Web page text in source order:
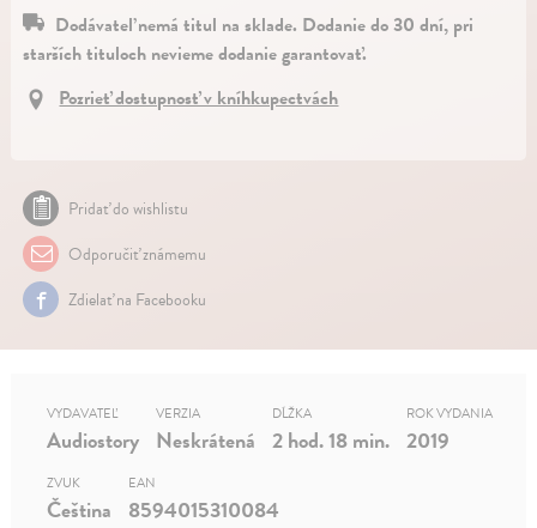
Dodávateľ nemá titul na sklade. Dodanie do 30 dní, pri
starších tituloch nevieme dodanie garantovať.
Pozrieť dostupnosť v kníhkupectvách
Pridať do wishlistu
Odporučiť známemu
Zdielať na Facebooku
VYDAVATEĽ
Audiostory
VERZIA
Neskrátená
DĹŽKA
2 hod. 18 min.
ROK VYDANIA
2019
ZVUK
Čeština
EAN
8594015310084